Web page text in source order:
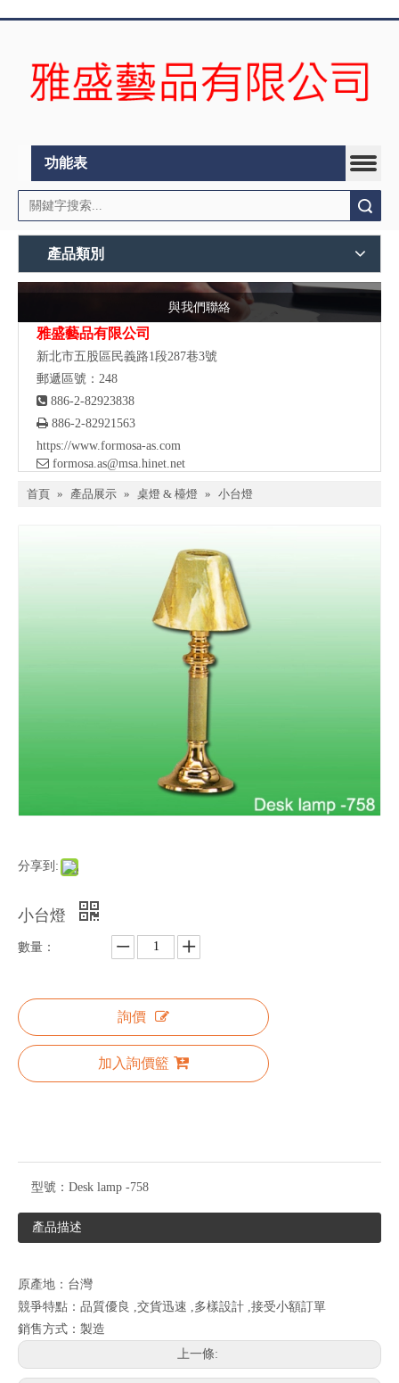
功能表
產品類別
與我們聯絡
雅盛藝品有限公司
新北市五股區民義路1段287巷3號
郵遞區號：248
 886-2-82923838
 886-2-82921563
https://www.formosa-as.com
 formosa.as@msa.hinet.net
首頁 » 產品展示 » 桌燈 & 檯燈 » 小台燈
分享到:
小台燈
數量：
詢價
加入詢價籃
型號： Desk lamp -758
產品描述
原產地：台灣
競爭特點：品質優良 ,交貨迅速 ,多樣設計 ,接受小額訂單
銷售方式：製造
上一條: